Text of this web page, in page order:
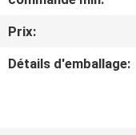
VISITE
L'USINE
Prix:
Détails d'emballage: